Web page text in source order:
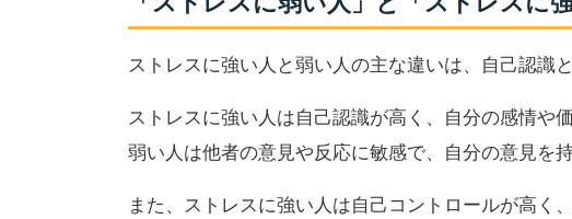
ストレスに強い人と弱い人の主な違いは、自己認識
ストレスに強い人は自己認識が高く、自分の感情や
弱い人は他者の意見や反応に敏感で、自分の意見を
また、ストレスに強い人は自己コントロールが高く